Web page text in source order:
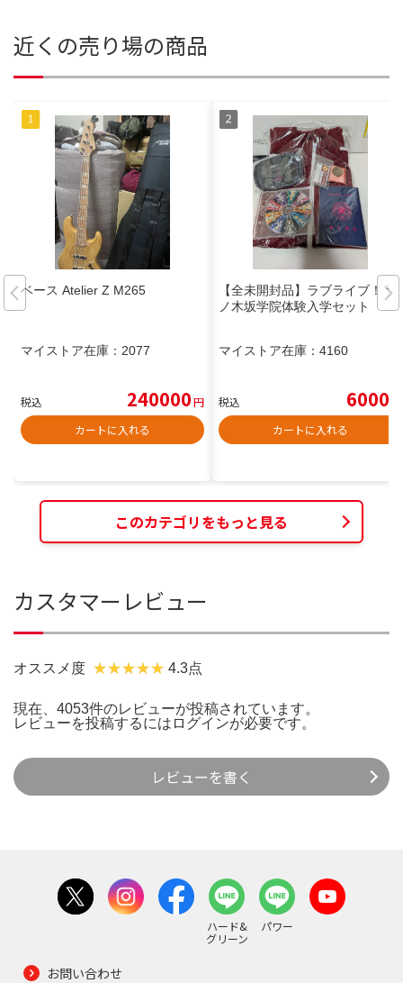
近くの売り場の商品
ベース Atelier Z M265
マイストア在庫： 2077
税込 240000円
カートに入れる
【全未開封品】ラブライブ！ 音
ノ木坂学院体験入学セット
マイストア在庫： 4160
税込 6000
カートに入れる
このカテゴリをもっと見る
カスタマーレビュー
オススメ度 4.3点
現在、4053件のレビューが投稿されています。
レビューを投稿するには ログインが必要です。
レビューを書く
ハード&
グリーン
パワー
お問い合わせ